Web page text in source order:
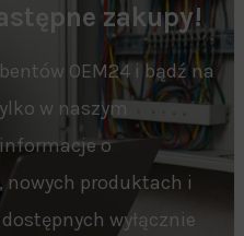
zakupy!
OEM24 i bądź na
w naszym
o
nowych produktach i
wyłącznie